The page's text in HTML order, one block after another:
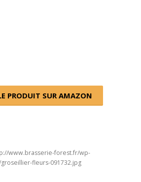
PRODUIT SUR AMAZON
www.brasserie-forest.fr/wp-
fleurs-091732.jpg